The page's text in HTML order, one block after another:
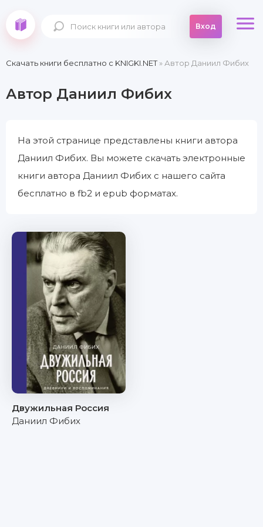
Вход
Скачать книги бесплатно c KNIGKI.NET» Автор Даниил Фибих
Автор Даниил Фибих
На этой странице представлены книги автора
Даниил Фибих. Вы можете скачать электронные
книги автора Даниил Фибих с нашего сайта
бесплатно в fb2 и epub форматах.
Двужильная Россия
Даниил Фибих